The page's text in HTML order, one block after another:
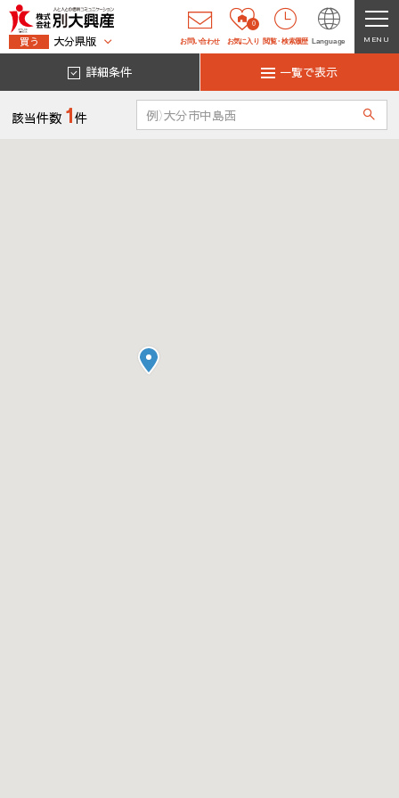
買う 大分県版 お問い合わせ
0
お気に入り 閲覧・ 検索履歴 Language MENU
詳細条件 一覧で表示
該当件数 1件